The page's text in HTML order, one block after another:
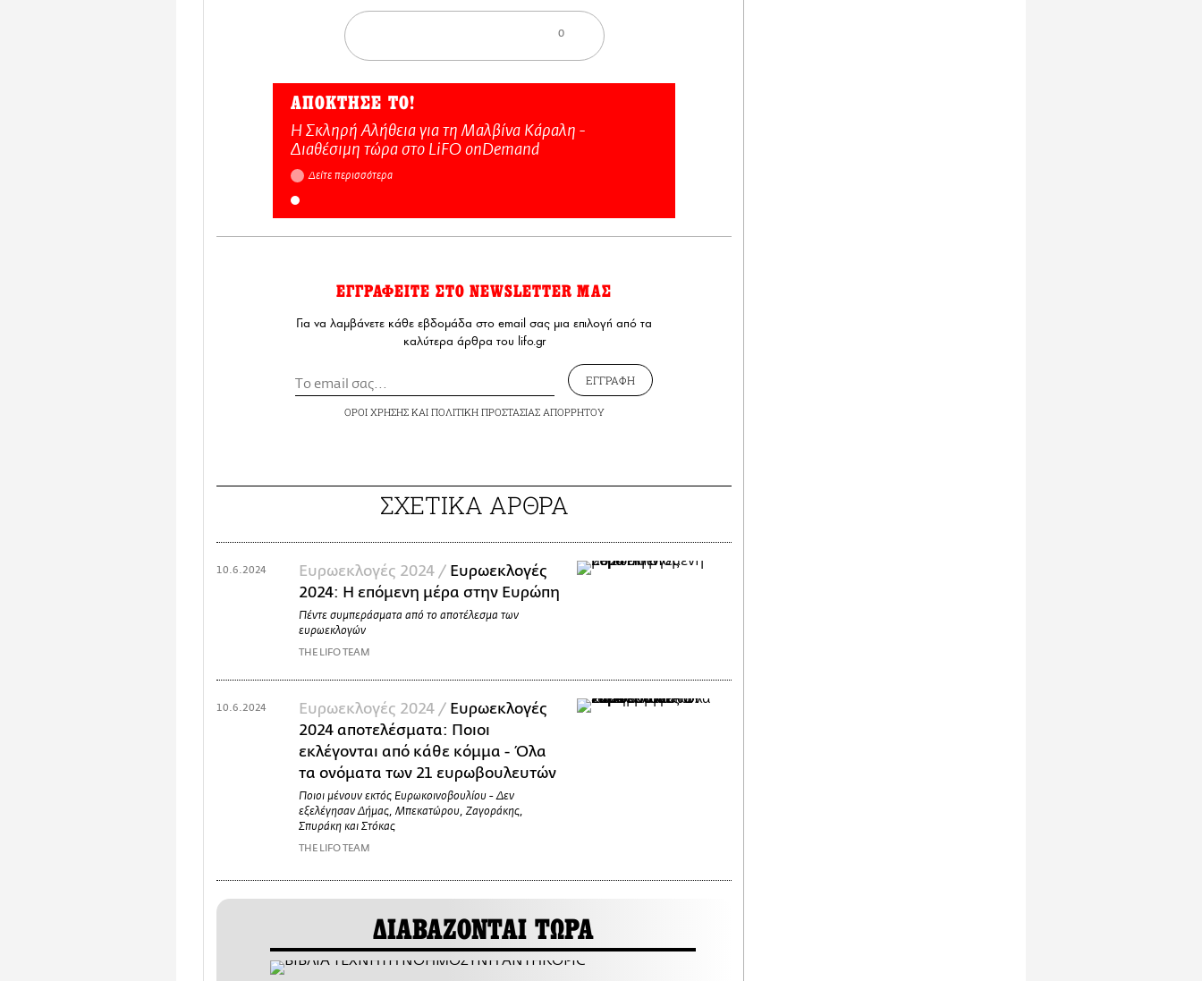
0
ΑΠΟΚΤΗΣΕ ΤΟ!
Η Σκληρή Αλήθεια για τη Μαλβίνα Κάραλη -
Διαθέσιμη τώρα στo LiFO onDemand
Δείτε περισσότερα
ΕΓΓΡΑΦΕΙΤΕ ΣΤΟ NEWSLETTER ΜΑΣ
Για να λαμβάνετε κάθε εβδομάδα στο email σας μια επιλογή από τα
καλύτερα άρθρα του lifo.gr
ΕΓΓΡΑΦΗ
ΟΡΟΙ ΧΡΗΣΗΣΚΑΙ ΠΟΛΙΤΙΚΗ ΠΡΟΣΤΑΣΙΑΣ ΑΠΟΡΡΗΤΟΥ
ΣΧΕΤΙΚΑ ΑΡΘΡΑ
Ευρωεκλογές 2024 / Ευρωεκλογές
2024: Η επόμενη μέρα στην Ευρώπη
Πέντε συμπεράσματα από το αποτέλεσμα των
ευρωεκλογών
THE LIFO TEAM
10.6.2024
Ευρωεκλογές 2024 / Ευρωεκλογές
2024 αποτελέσματα: Ποιοι
εκλέγονται από κάθε κόμμα - Όλα
τα ονόματα των 21 ευρωβουλευτών
Ποιοι μένουν εκτός Ευρωκοινοβουλίου - Δεν
εξελέγησαν Δήμας, Μπεκατώρου, Ζαγοράκης,
Σπυράκη και Στόκας
THE LIFO TEAM
10.6.2024
ΔΙΑΒΑΖΟΝΤΑΙ ΤΩΡΑ